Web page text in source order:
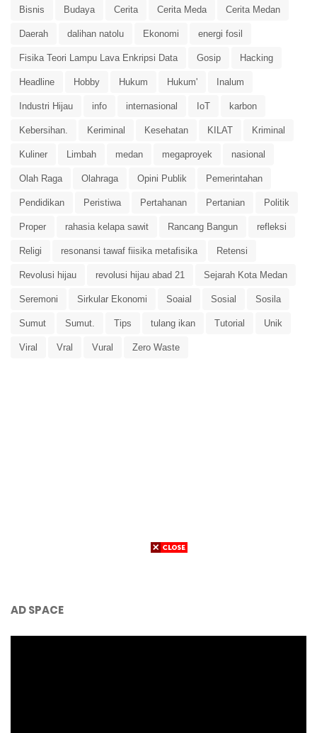
Bisnis Budaya Cerita Cerita Meda Cerita Medan
Daerah dalihan natolu Ekonomi energi fosil
Fisika Teori Lampu Lava Enkripsi Data Gosip Hacking
Headline Hobby Hukum Hukum' Inalum
Industri Hijau info internasional IoT karbon
Kebersihan. Keriminal Kesehatan KILAT Kriminal
Kuliner Limbah medan megaproyek nasional
Olah Raga Olahraga Opini Publik Pemerintahan
Pendidikan Peristiwa Pertahanan Pertanian Politik
Proper rahasia kelapa sawit Rancang Bangun refleksi
Religi resonansi tawaf fiisika metafisika Retensi
Revolusi hijau revolusi hijau abad 21 Sejarah Kota Medan
Seremoni Sirkular Ekonomi Soaial Sosial Sosila
Sumut Sumut. Tips tulang ikan Tutorial Unik
Viral Vral Vural Zero Waste
AD SPACE